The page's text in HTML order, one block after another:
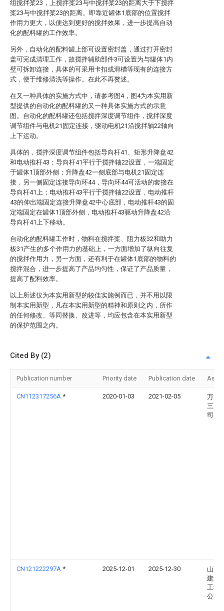
组搅拌桨23，上搅拌桨23与中搅拌桨23的距离大于下搅拌
桨23与中搅拌桨23的距离。即靠近罐体1底部的位置搅拌
作用力更大，以便达到更好的搅拌效果，进一步提高自动
化的配料罐的工作效率。
另外，自动化的配料罐上部可设置密封盖，通过打开密封
盖可完成清理工作，故搅拌辅助部件3可设置为与罐体1内
壁可拆卸连接，具体的可采用卡扣或滑槽等现有的连接方
式，便于维修清洗等操作。在此不再赘述。
在又一种具体的实施方式中，请参考图4，图4为本实用新
型提供的自动化的配料罐的又一种具体实施方式的示意
图。自动化的配料罐还包括搅拌深度调节组件，搅拌深度
调节组件与电机21固定连接，驱动电机21沿搅拌轴22轴向
上下运动。
具体的，搅拌深度调节组件包括导向杆41、矩形升降盘42
和电动推杆43；导向杆41平行于搅拌轴22设置，一端固定
于罐体1顶部外侧；升降盘42一侧底部与电机21固定连
接，另一侧固定连接导向环44，导向环44可活动的套接在
导向杆41上；电动推杆43平行于搅拌轴22设置，电动推杆
43的伸出端固定连接升降盘42中心底部，电动推杆43的固
定端固定在罐体1顶部外侧，电动推杆43驱动升降盘42沿
导向杆41上下移动。
自动化的配料罐工作时，物料在搅拌桨、阻力板32和助力
板31产生的多个作用力的基础上，一方面增加了纵向往复
的搅拌作用力，另一方面，还有利于在罐体1底部的物料的
搅拌混合，进一步提高了产品均匀性，保证了产品质量，
提高了配料效率。
以上所述仅为本实用新型的较佳实施例而已，并不用以限
制本实用新型，凡在本实用新型的精神和原则之内，所作
的任何修改、等同替换、改进等，均应包含在本实用新型
的保护范围之内。
Cited By (2)
Publication number Priority date Publication date
CN112317256A * 2020-01-03 2021-02-05
万向
三股
司
CN121222297A * 2025-12-01 2025-12-30
山西
建筑
工程
公司